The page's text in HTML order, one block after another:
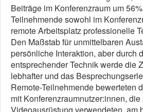
Beiträge im Konferenzraum um
Teilnehmende sowohl im
remote Arbeitsplatz professionelle
Den Maßstab für unmittelbaren
persönliche Interaktion, aber durch
entsprechender Technik werde die
lebhafter und das
Remote-Teilnehmende bewerteten
mit Konferenzraumnutzer:innen,